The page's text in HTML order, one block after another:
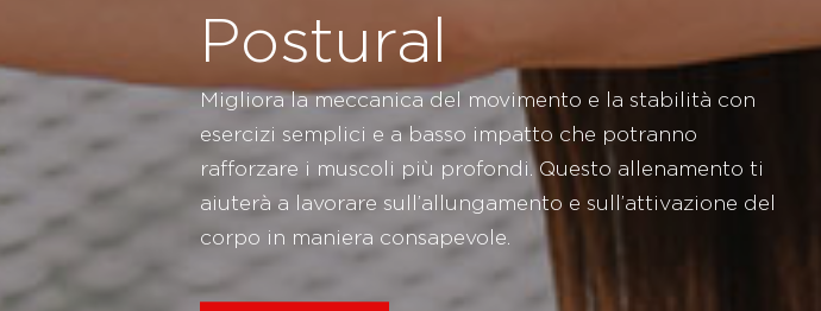
Postural
Migliora la meccanica del movimento e la stabilità con
esercizi semplici e a basso impatto che potranno
rafforzare i muscoli più profondi. Questo allenamento ti
aiuterà a lavorare sull’allungamento e sull’attivazione del
corpo in maniera consapevole.